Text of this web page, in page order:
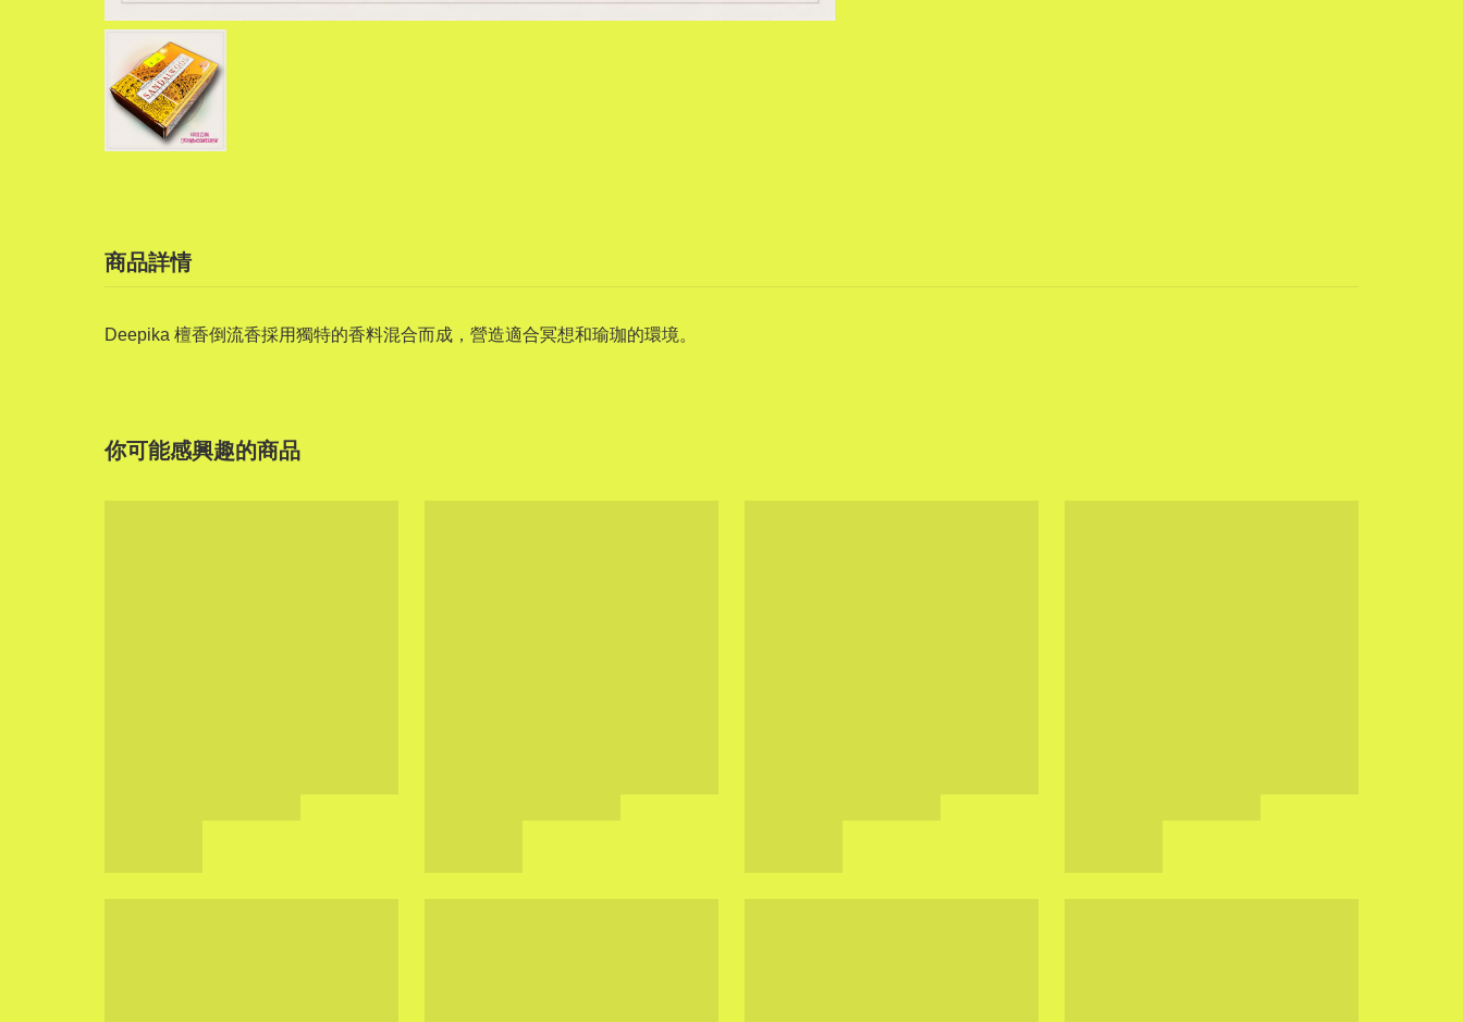
商品詳情
Deepika 檀香倒流香採用獨特的香料混合而成，營造適合冥想和瑜珈的環境。
你可能感興趣的商品